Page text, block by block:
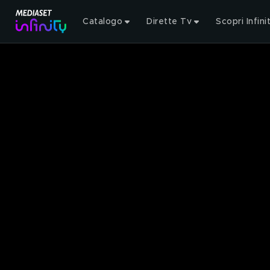
Catalogo Dirette Tv Scopri